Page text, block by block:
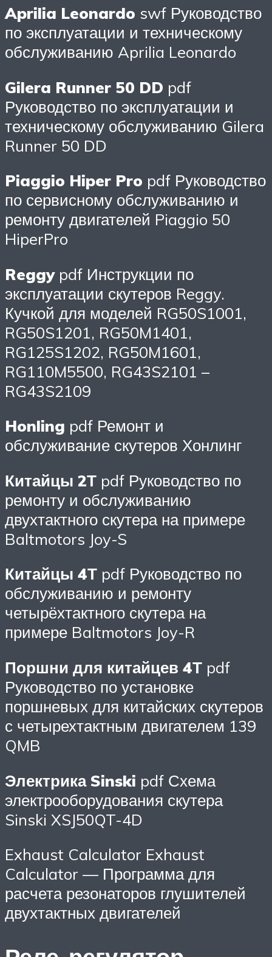
Aprilia Leonardo swf Руководство
по эксплуатации и техническому
обслуживанию Aprilia Leonardo
Gilera Runner 50 DD pdf
Руководство по эксплуатации и
техническому обслуживанию Gilera
Runner 50 DD
Piaggio Hiper Pro pdf Руководство
по сервисному обслуживанию и
ремонту двигателей Piaggio 50
HiperPro
Reggypdf Инструкции по
эксплуатации скутеров Reggy.
Кучкой для моделей RG50S1001,
RG50S1201, RG50M1401,
RG125S1202, RG50M1601,
RG110M5500, RG43S2101 –
RG43S2109
Honling pdf Ремонт и
обслуживание скутеров Хонлинг
Китайцы 2Т pdf Руководство по
ремонту и обслуживанию
двухтактного скутера на примере
Baltmotors Joy-S
Китайцы 4Т pdf Руководство по
обслуживанию и ремонту
четырёхтактного скутера на
примере Baltmotors Joy-R
Поршни для китайцев 4Т pdf
Руководство по установке
поршневых для китайских скутеров
с четырехтактным двигателем 139
QMB
Электрика Sinski pdf Схема
электрооборудования скутера
Sinski XSJ50QT-4D
Exhaust Calculator Exhaust
Calculator — Программа для
расчета резонаторов глушителей
двухтактных двигателей